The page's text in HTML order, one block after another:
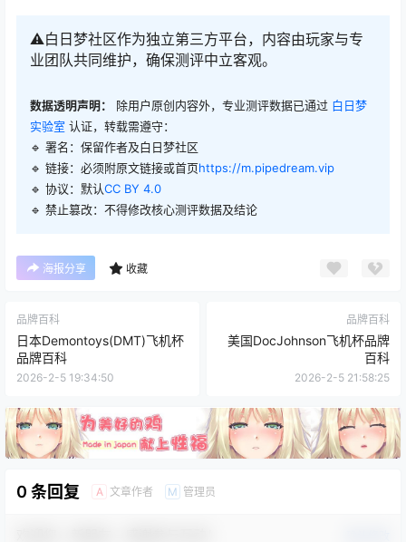
⚠️白日梦社区作为独立第三方平台，内容由玩家与专
业团队共同维护，确保测评中立客观。
数据透明声明： 除用户原创内容外，专业测评数据已通过 白日梦
实验室 认证，转载需遵守：
🔹 署名：保留作者及白日梦社区
🔹 链接：必须附原文链接或首页https://m.pipedream.vip
🔹 协议：默认CC BY 4.0
🔹 禁止篡改：不得修改核心测评数据及结论
海报分享 收藏
品牌百科
日本Demontoys(DMT)飞机杯
品牌百科
2026-2-5 19:34:50
品牌百科
美国DocJohnson飞机杯品牌
百科
2026-2-5 21:58:25
0 条回复 A 文章作者 M 管理员